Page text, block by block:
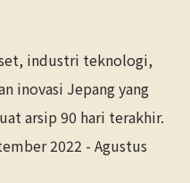
industri teknologi,
inovasi Jepang yang
arsip 90 hari terakhir.
2022 - Agustus